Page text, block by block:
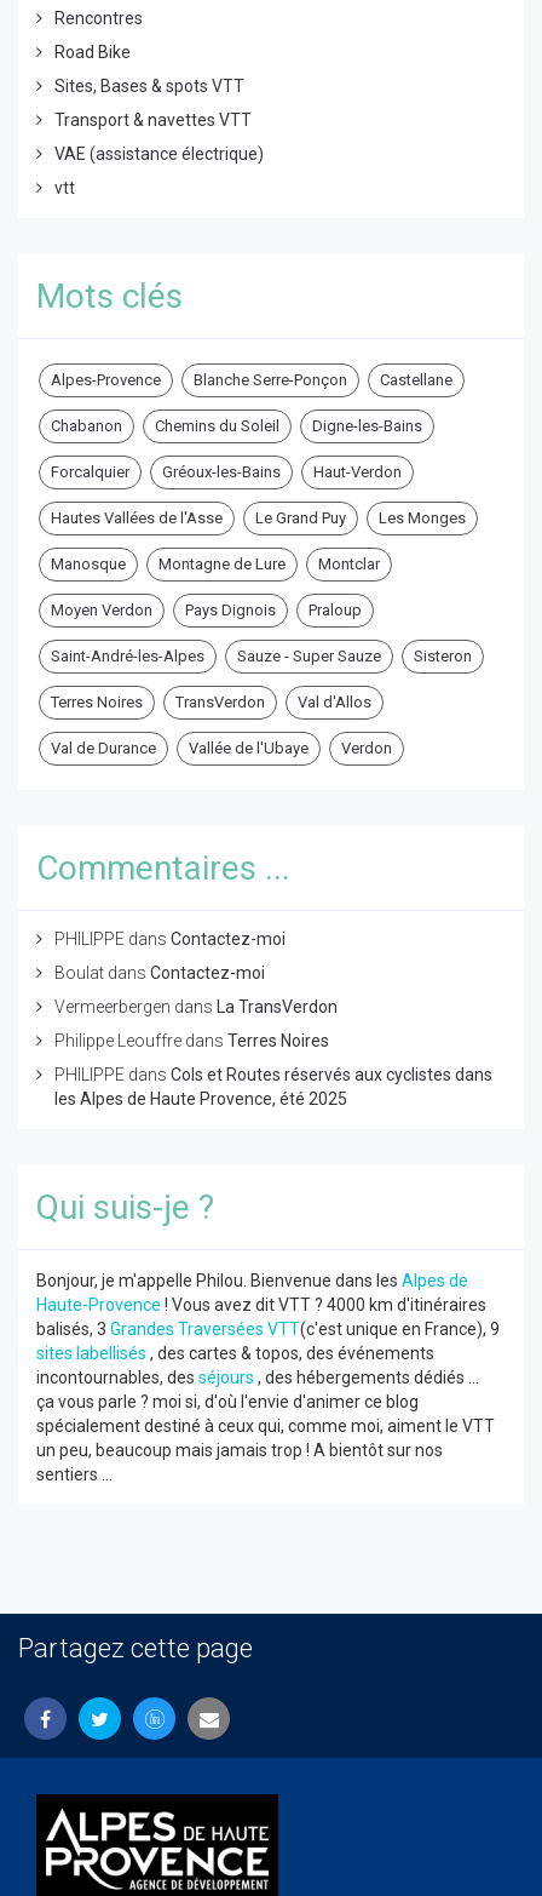
Rencontres
Road Bike
Sites, Bases & spots VTT
Transport & navettes VTT
VAE (assistance électrique)
vtt
Mots clés
Alpes-Provence Blanche Serre-Ponçon Castellane
Chabanon Chemins du Soleil Digne-les-Bains
Forcalquier Gréoux-les-Bains Haut-Verdon
Hautes Vallées de l'Asse Le Grand Puy Les Monges
Manosque Montagne de Lure Montclar
Moyen Verdon Pays Dignois Praloup
Saint-André-les-Alpes Sauze - Super Sauze Sisteron
Terres Noires TransVerdon Val d'Allos
Val de Durance Vallée de l'Ubaye Verdon
Commentaires ...
PHILIPPE dans Contactez-moi
Boulat dans Contactez-moi
Vermeerbergen dans
La TransVerdon
Philippe Leouffre dans Terres Noires
PHILIPPE dans Cols et Routes réservés aux cyclistes dans
les Alpes de Haute Provence, été 2025
Qui suis-je ?
Bonjour, je m'appelle Philou. Bienvenue dans les Alpes de
Haute-Provence ! Vous avez dit VTT ? 4000 km d'itinéraires
balisés, 3 Grandes Traversées VTT(c'est unique en France), 9
sites labellisés , des cartes & topos, des événements
incontournables, des séjours , des hébergements dédiés ...
ça vous parle ? moi si, d'où l'envie d'animer ce blog
spécialement destiné à ceux qui, comme moi, aiment le VTT
un peu, beaucoup mais jamais trop ! A bientôt sur nos
sentiers ...
Partagez cette page